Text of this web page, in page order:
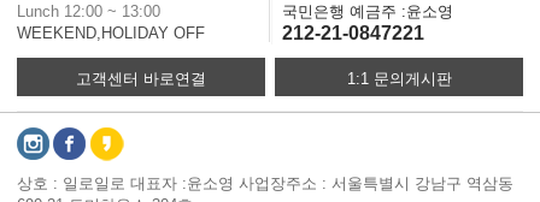
Lunch 12:00 ~ 13:00
WEEKEND,HOLIDAY OFF
국민은행 예금주 :윤소영
212-21-0847221
고객센터 바로연결 1:1 문의게시판
상호 : 일로일로 대표자 :윤소영 사업장주소 : 서울특별시 강남구 역삼동